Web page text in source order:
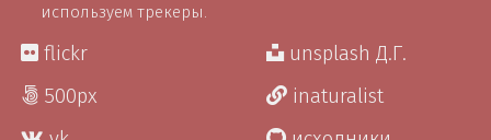
используем трекеры.
flickr
500px
unsplash Д.Г.
inaturalist